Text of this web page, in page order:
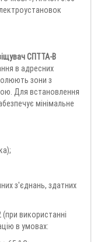
СПТТА-В
в адресних
зони з
Для встановлення
мінімальне
з'єднань, здатних
використанні
в умовах: